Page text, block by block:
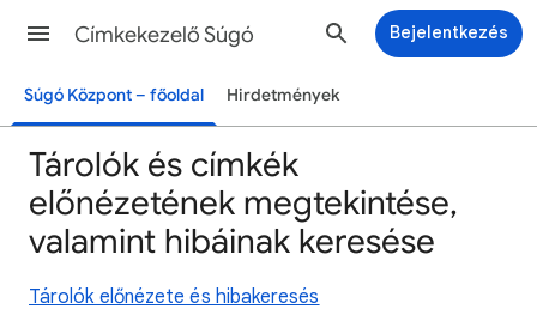
Címkekezelő Súgó Bejelentkezés
Súgó Központ – főoldal Hirdetmények
Tárolók és címkék
előnézetének megtekintése,
valamint hibáinak keresése
Tárolók előnézete és hibakeresés